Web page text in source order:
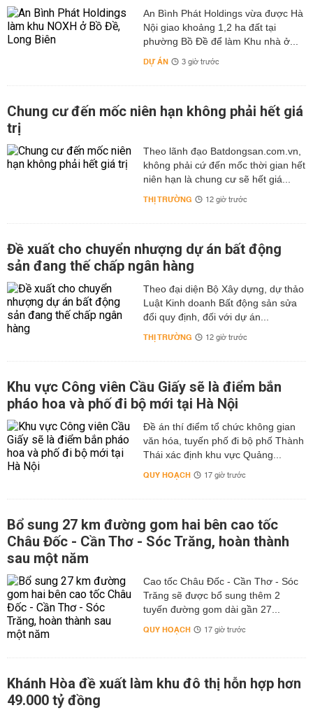
An Bình Phát Holdings vừa được Hà
Nội giao khoảng 1,2 ha đất tại
phường Bồ Đề để làm Khu nhà ở...
DỰ ÁN 3 giờ trước
Chung cư đến mốc niên hạn không phải hết giá
trị
Theo lãnh đạo Batdongsan.com.vn,
không phải cứ đến mốc thời gian hết
niên hạn là chung cư sẽ hết giá...
THỊ TRƯỜNG 12 giờ trước
Đề xuất cho chuyển nhượng dự án bất động
sản đang thế chấp ngân hàng
Theo đại diện Bộ Xây dựng, dự thảo
Luật Kinh doanh Bất động sản sửa
đổi quy định, đối với dự án...
THỊ TRƯỜNG 12 giờ trước
Khu vực Công viên Cầu Giấy sẽ là điểm bắn
pháo hoa và phố đi bộ mới tại Hà Nội
Đề án thí điểm tổ chức không gian
văn hóa, tuyến phố đi bộ phố Thành
Thái xác định khu vực Quảng...
QUY HOẠCH 17 giờ trước
Bổ sung 27 km đường gom hai bên cao tốc
Châu Đốc - Cần Thơ - Sóc Trăng, hoàn thành
sau một năm
Cao tốc Châu Đốc - Cần Thơ - Sóc
Trăng sẽ được bổ sung thêm 2
tuyến đường gom dài gần 27...
QUY HOẠCH 17 giờ trước
Khánh Hòa đề xuất làm khu đô thị hỗn hợp hơn
49.000 tỷ đồng